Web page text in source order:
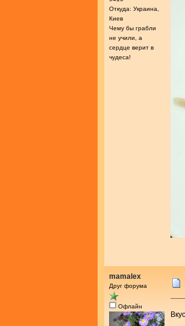
Откуда: Украина,
Киев
Чему бы грабли
не учили, а
сердце верит в
чудеса!
mamalex
Друг форума
Офлайн